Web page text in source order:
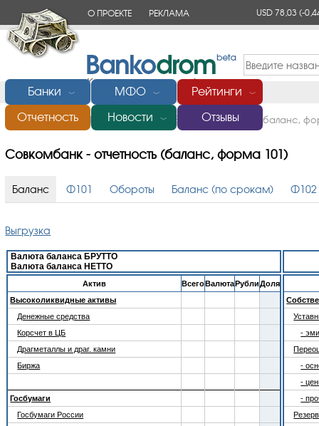
О ПРОЕКТЕ РЕКЛАМА USD 78,03(-
Банки ﹀ МФО ﹀ Рейтинги ﹀
Отчетность Новости ﹀ Отзывы
Главная/Банки России/Совкомбанк /Отчетность (баланс,
Совкомбанк - отчетность (баланс, форма 101)
Баланс Ф101 Обороты Баланс (по срокам) Ф102
Выгрузка
Валюта баланса БРУТТО
Валюта баланса НЕТТО
Aктив ВсегоВалютаРублиДоля
Высоколиквидные активы
Денежные средства
Корсчет в ЦБ
Драгметаллы и драг. камни
Биржа
Госбумаги
Госбумаги России
-
-
-
-